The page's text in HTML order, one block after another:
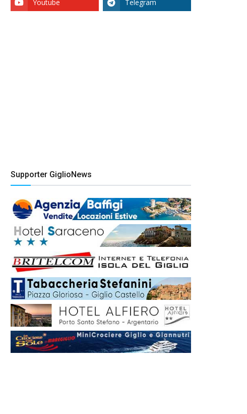
Youtube Telegram
Supporter GiglioNews